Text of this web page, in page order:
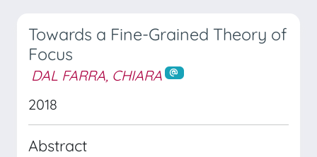
Towards a Fine-Grained Theory of
Focus
DAL FARRA, CHIARA
2018
Abstract